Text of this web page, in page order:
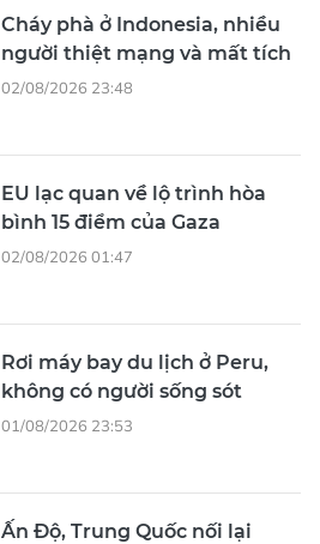
Cháy phà ở Indonesia, nhiều
người thiệt mạng và mất tích
02/08/2026 23:48
EU lạc quan về lộ trình hòa
bình 15 điểm của Gaza
02/08/2026 01:47
Rơi máy bay du lịch ở Peru,
không có người sống sót
01/08/2026 23:53
Ấn Độ, Trung Quốc nối lại